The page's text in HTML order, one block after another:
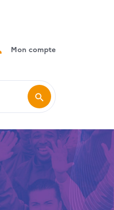
Mon compte